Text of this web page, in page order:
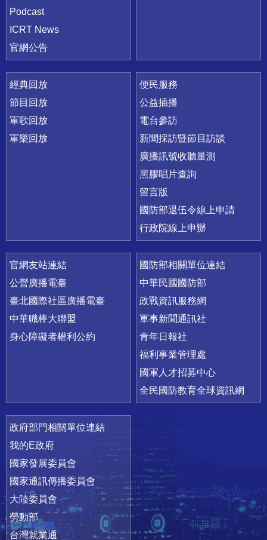
Podcast
ICRT News
官網公告
經典回放
節目回放
軍歌回放
軍樂回放
便民服務
公益插播
電台參訪
新聞採訪暨節目訪談
廣播訊號收聽量測
黑膠唱片查詢
留言版
國防部退伍令線上申請
行政院線上申辦
官網友站連結
公營廣播電臺
臺北國際社區廣播電臺
中華職棒大聯盟
身心障礙者權利公約
國防部相關單位連結
中華民國國防部
政戰資訊服務網
軍事新聞通訊社
青年日報社
福利事業管理處
國軍人才招募中心
全民國防教育全球資訊網
政府部門相關單位連結
我的E政府
國家發展委員會
國家通訊傳播委員會
大陸委員會
勞動部
台灣就業通